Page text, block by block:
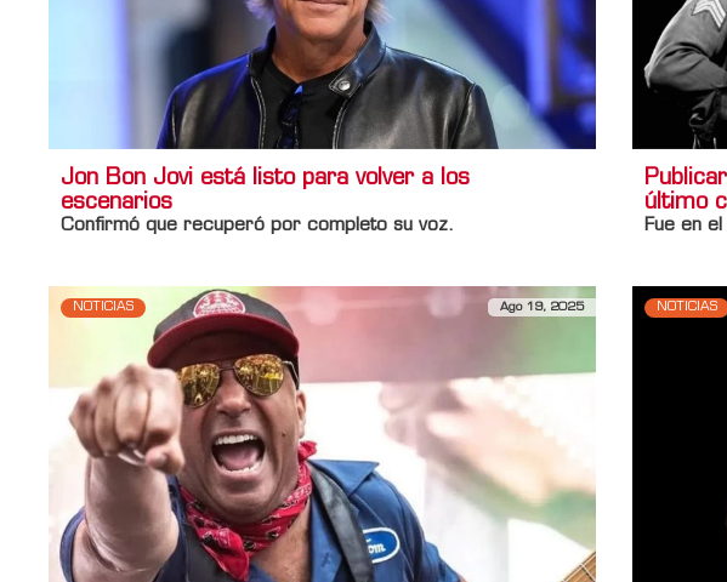
Jon Bon Jovi está listo para volver a los
escenarios
Confirmó que recuperó por completo su voz.
último
Fue en el
NOTICIAS Ago 19, 2025 NOTICIAS